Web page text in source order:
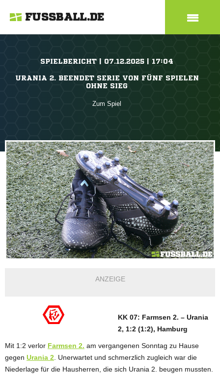
FUSSBALL.DE
SPIELBERICHT | 07.12.2025 | 17:04
URANIA 2. BEENDET SERIE VON FÜNF SPIELEN
OHNE SIEG
Zum Spiel
ANZEIGE
KK 07: Farmsen 2. – Urania
2, 1:2 (1:2), Hamburg
Mit 1:2 verlor Farmsen 2. am vergangenen Sonntag zu Hause
gegen Urania 2 . Unerwartet und schmerzlich zugleich war die
Niederlage für die Hausherren, die sich Urania 2. beugen mussten.